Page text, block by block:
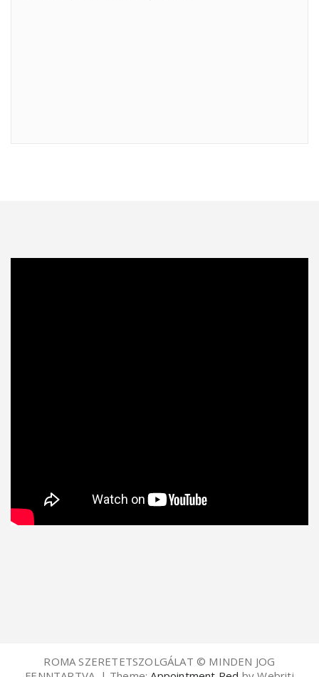
ROMA SZERETETSZOLGÁLAT © MINDEN JOG